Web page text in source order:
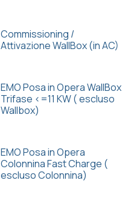
Commissioning /
Attivazione WallBox (in AC)
EMO Posa in Opera WallBox
Trifase <=11 KW ( escluso
Wallbox)
EMO Posa in Opera
Colonnina Fast Charge (
escluso Colonnina)